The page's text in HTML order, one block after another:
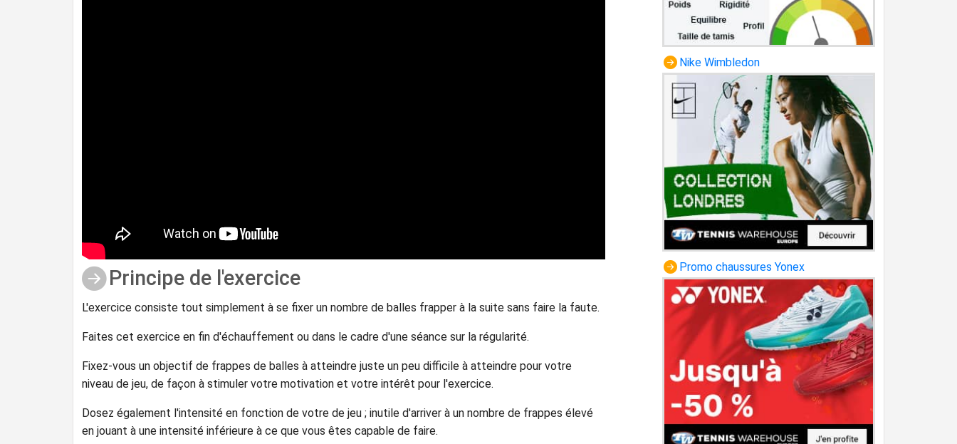
Principe de l'exercice
L'exercice consiste tout simplement à se fixer un nombre de balles frapper à la suite sans faire la faute.
Faites cet exercice en fin d'échauffement ou dans le cadre d'une séance sur la régularité.
Fixez-vous un objectif de frappes de balles à atteindre juste un peu difficile à atteindre pour votre
niveau de jeu, de façon à stimuler votre motivation et votre intérêt pour l'exercice.
Dosez également l'intensité en fonction de votre de jeu ; inutile d'arriver à un nombre de frappes élevé
en jouant à une intensité inférieure à ce que vous êtes capable de faire.
Nike Wimbledon
Promo chaussures Yonex